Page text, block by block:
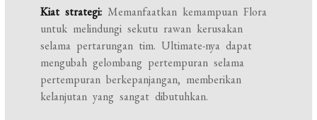
Kiat strategi: Memanfaatkan kemampuan Flora
untuk melindungi sekutu rawan kerusakan
selama pertarungan tim. Ultimate-nya dapat
mengubah gelombang pertempuran selama
pertempuran berkepanjangan, memberikan
kelanjutan yang sangat dibutuhkan.